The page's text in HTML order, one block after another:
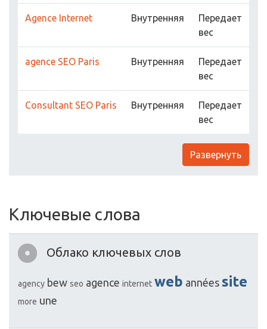
Agence Internet Внутренняя
Передает
вес
agence SEO Paris Внутренняя
Передает
вес
Consultant SEO Paris Внутренняя
Передает
вес
Развернуть
Ключевые слова
Облако ключевых слов
agency bew seo agence internet web années site
more une